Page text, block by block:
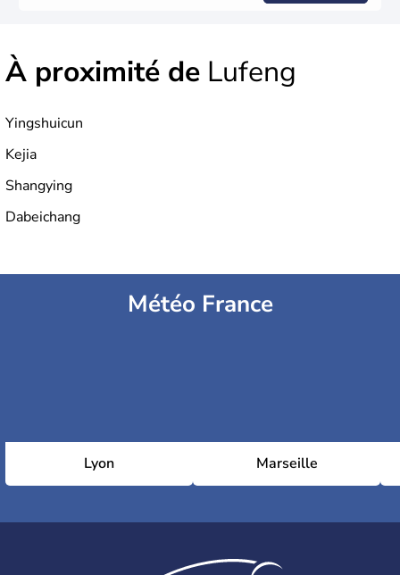
À proximité de Lufeng
Yingshuicun
Kejia
Shangying
Dabeichang
Météo France
Lyon Marseille